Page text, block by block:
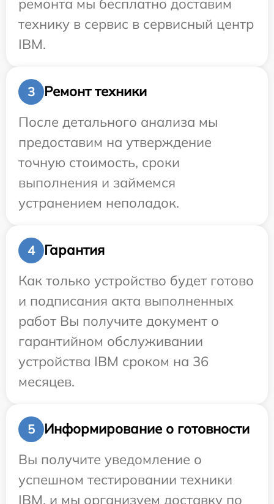
технику в сервис в сервисный центр
IBM.
3
Ремонт техники
После детального анализа мы
предоставим на утверждение
точную стоимость, сроки
выполнения и займемся
устранением неполадок.
4
Гарантия
Как только устройство будет готово
и подписания акта выполненных
работ Вы получите документ о
гарантийном обслуживании
устройства IBM сроком на 36
месяцев.
5
Информирование о готовности
Вы получите уведомление о
успешном тестировании техники
IBM, и мы организуем доставку по